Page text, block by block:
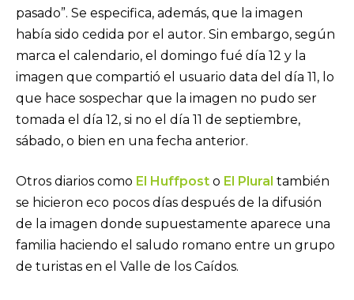
pasado”. Se especifica, además, que la imagen
había sido cedida por el autor. Sin embargo, según
marca el calendario, el domingo fué día 12 y la
imagen que compartió el usuario data del día 11, lo
que hace sospechar que la imagen no pudo ser
tomada el día 12, si no el día 11 de septiembre,
sábado, o bien en una fecha anterior.
Otros diarios como El Huffpost o El Plural también
se hicieron eco pocos días después de la difusión
de la imagen donde supuestamente aparece una
familia haciendo el saludo romano entre un grupo
de turistas en el Valle de los Caídos.